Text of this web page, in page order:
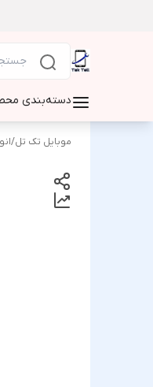
دسته‌بندی
موبایل تک تل/